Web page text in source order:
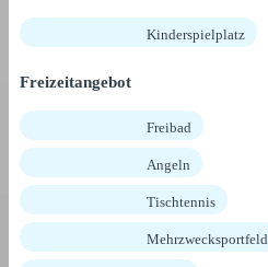
Kinderspielplatz
Freizeitangebot
Freibad
Angeln
Tischtennis
Mehrzwecksportfeld